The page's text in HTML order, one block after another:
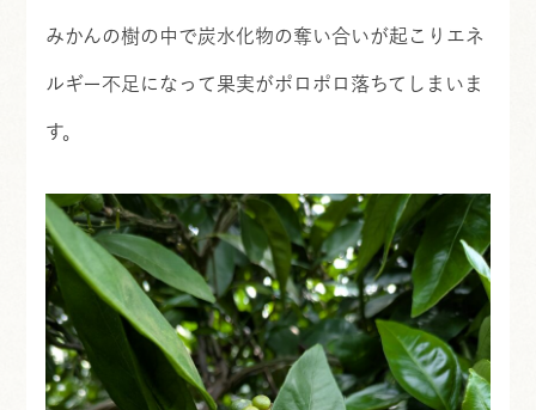
みかんの樹の中で炭水化物の奪い合いが起こりエネ
ルギー不足になって果実がポロポロ落ちてしまいま
す。